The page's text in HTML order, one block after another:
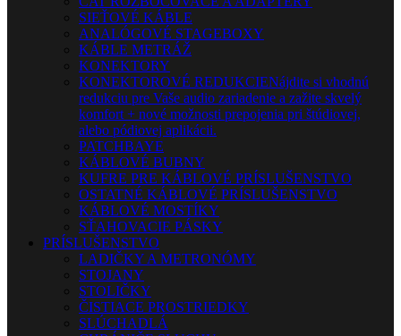
SIEŤOVÉ KÁBLE
ANALÓGOVÉ STAGEBOXY
KÁBLE METRÁŽ
KONEKTORY
KONEKTOROVÉ REDUKCIENájdite si vhodnú
redukciu pre Vaše audio zariadenie a zažite skvelý
komfort + nové možnosti prepojenia pri štúdiovej,
alebo pódiovej aplikácii.
PATCHBAYE
KÁBLOVÉ BUBNY
KUFRE PRE KÁBLOVÉ PRÍSLUŠENSTVO
OSTATNÉ KÁBLOVÉ PRÍSLUŠENSTVO
KÁBLOVÉ MOSTÍKY
SŤAHOVACIE PÁSKY
PRÍSLUŠENSTVO
LADIČKY A METRONÓMY
STOJANY
STOLIČKY
ČISTIACE PROSTRIEDKY
SLÚCHADLÁ